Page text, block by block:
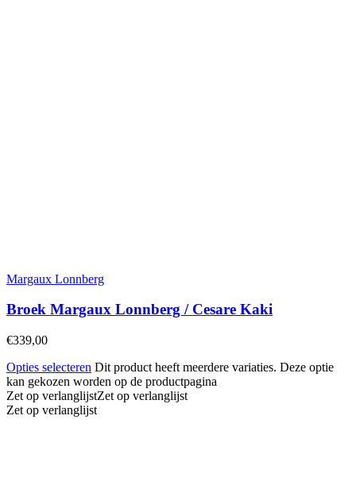
Margaux Lonnberg
Broek Margaux Lonnberg / Cesare Kaki
€339,00
Opties selecteren Dit product heeft meerdere variaties. Deze optie
kan gekozen worden op de productpagina
Zet op verlanglijstZet op verlanglijst
Zet op verlanglijst